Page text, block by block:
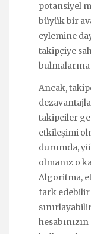
potansiyel
büyük bir
eylemine
takipçiye
Ancak,
takipçiler
etkileşimi
durumda,
olmanız o
Algoritma,
fark edebilir